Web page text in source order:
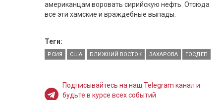
американцам воровать сирийскую нефть. Отсюда
все эти хамские и враждебные выпады.
Теги:
РСИЯ США БЛИЖНИЙ ВОСТОК ЗАХАРОВА ГОСДЕП
Подписывайтесь на наш Telegram канал и
будьте в курсе всех событий